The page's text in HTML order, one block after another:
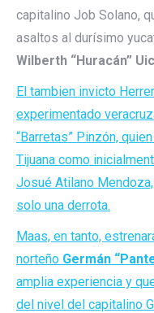
capitalino Job Solano,
asaltos al durísimo
Wilberth “Huracán”
El tambien invicto
experimentado
“Barretas” Pinzón,
Tijuana como
Josué Atilano
solo una derrota.
Maas, en tanto,
norteño Germán
amplia experiencia y
del nivel del capitalino